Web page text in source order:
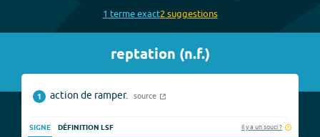
1 termeexact2 suggestions
reptation (n.f.)
1 action de ramper. source
SIGNE DÉFINITION LSF Il y a un souci ?